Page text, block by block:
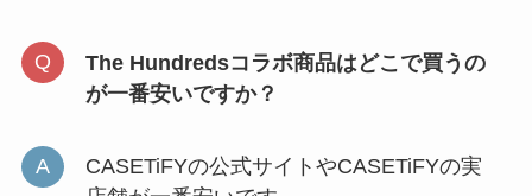
The Hundredsコラボ商品はどこで買うの
が一番安いですか？
CASETiFYの公式サイトやCASETiFYの実